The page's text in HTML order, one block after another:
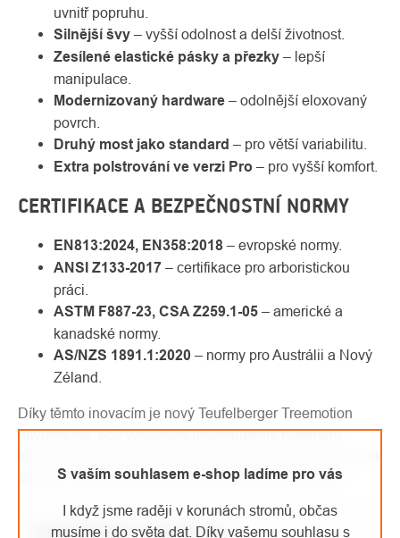
S vaším souhlasem e-shop ladíme pro vás
I když jsme raději v korunách stromů, občas
musíme i do světa dat. Díky vašemu souhlasu s
uvnitř popruhu.
Silnější švy – vyšší odolnost a delší životnost.
Zesílené elastické pásky a přezky – lepší
manipulace.
Modernizovaný hardware – odolnější eloxovaný
povrch.
Druhý most jako standard – pro větší variabilitu.
Extra polstrování ve verzi Pro – pro vyšší komfort.
CERTIFIKACE A BEZPEČNOSTNÍ NORMY
EN813:2024, EN358:2018 – evropské normy.
ANSI Z133-2017 – certifikace pro arboristickou
práci.
ASTM F887-23, CSA Z259.1-05 – americké a
kanadské normy.
AS/NZS 1891.1:2020 – normy pro Austrálii a Nový
Zéland.
Díky těmto inovacím je nový Teufelberger Treemotion
navržen tak, aby vyhovoval individuálním potřebám
komfort, tento postroj vás podrží při každém výstupu.